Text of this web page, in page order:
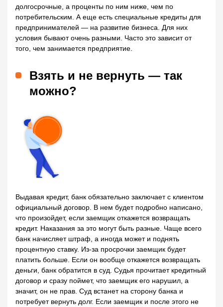
долгосрочные, а проценты по ним ниже, чем по
потребительским. А еще есть специальные кредиты для
предпринимателей — на развитие бизнеса. Для них
условия бывают очень разными. Часто это зависит от
того, чем занимается предприятие.
Взять и не вернуть — так
можно?
Выдавая кредит, банк обязательно заключает с клиентом
официальный договор. В нем будет подробно написано,
что произойдет, если заемщик откажется возвращать
кредит. Наказания за это могут быть разные. Чаще всего
банк начисляет штраф, а иногда может и поднять
процентную ставку. Из-за просрочки заемщик будет
платить больше. Если он вообще откажется возвращать
деньги, банк обратится в суд. Судья прочитает кредитный
договор и сразу поймет, что заемщик его нарушил, а
значит, он не прав. Суд встанет на сторону банка и
потребует вернуть долг. Если заемщик и после этого не